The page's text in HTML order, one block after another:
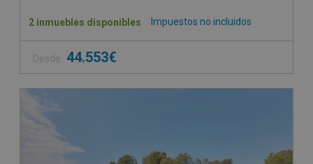
Impuestos no incluidos
2 inmuebles disponibles
Desde 44.553€